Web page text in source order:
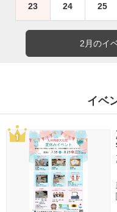
23 24 25
2月のイ
イベ